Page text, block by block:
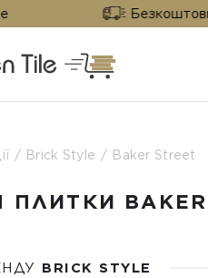
Безкоштовна доставка
Brick Style Baker Street
ПЛИТКИ BAKER
BRICK STYLE